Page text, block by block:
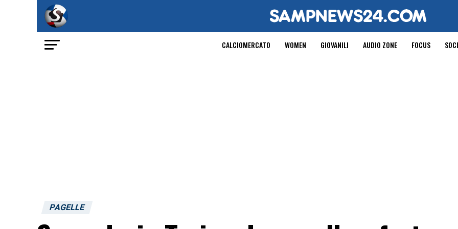
CALCIOMERCATO WOMEN GIOVANILI AUDIO ZONE FOCUS
PAGELLE